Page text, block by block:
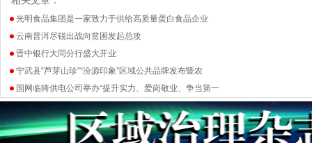
光明食品集团是一家致力于供给高质量蛋白食品企业
云南普洱尽锐出战向贫困发起总攻
晋中银行大同分行盛大开业
宁武县“芦芽山珍”“汾源印象”区域公共品牌发布暨农
国网临猗供电公司举办“提升实力、爱岗敬业、争当第一